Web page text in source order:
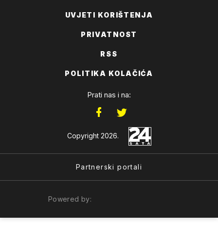
UVJETI KORIŠTENJA
PRIVATNOST
RSS
POLITIKA KOLAČIĆA
Prati nas i na:
Copyright 2026.
Partnerski portali
Powered by: